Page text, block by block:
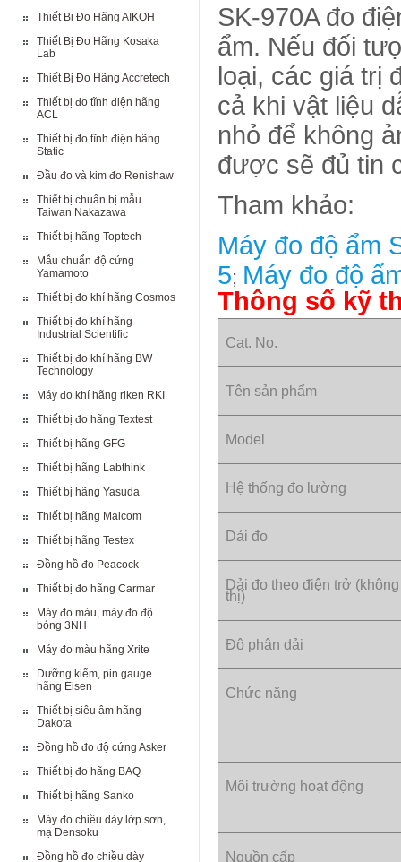
Thiết Bị Đo Hãng AIKOH
Thiết Bị Đo Hãng Kosaka
Lab
Thiết Bị Đo Hãng Accretech
Thiết bị đo tĩnh điện hãng
ACL
Thiết bị đo tĩnh điện hãng
Static
Đầu đo và kim đo Renishaw
Thiết bị chuẩn bị mẫu
Taiwan Nakazawa
Thiết bị hãng Toptech
Mẫu chuẩn độ cứng
Yamamoto
Thiết bị đo khí hãng Cosmos
Thiết bị đo khí hãng
Industrial Scientific
Thiết bị đo khí hãng BW
Technology
Máy đo khí hãng riken RKI
Thiết bị đo hãng Textest
Thiết bị hãng GFG
Thiết bị hãng Labthink
Thiết bị hãng Yasuda
Thiết bị hãng Malcom
Thiết bị hãng Testex
Đồng hồ đo Peacock
Thiết bị đo hãng Carmar
Máy đo màu, máy đo độ
bóng 3NH
Máy đo màu hãng Xrite
Dưỡng kiểm, pin gauge
hãng Eisen
Thiết bị siêu âm hãng
Dakota
Đồng hồ đo độ cứng Asker
Thiết bị đo hãng BAQ
Thiết bị hãng Sanko
Máy đo chiều dày lớp sơn,
mạ Densoku
Đồng hồ đo chiều dày
SK-970A đo
ẩm. Nếu đối
loại, các giá trị
cả khi vật liệu
nhỏ để không
được sẽ đủ tin
Tham khảo:
Máy đo độ ẩm
5; Máy đo độ
Thông số kỹ
Cat. No.
Tên sản phẩm
Model
Hệ thống đo lường
Dải đo
Dải đo theo điện trở
thị)
Độ phân dải
Chức năng
Môi trường hoạt động
Nguồn cấp